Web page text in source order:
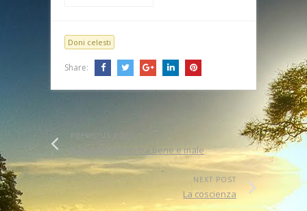
Doni celesti
Share:
PREVIOUS POST
Il discernimento tra bene e male
NEXT POST
La coscienza